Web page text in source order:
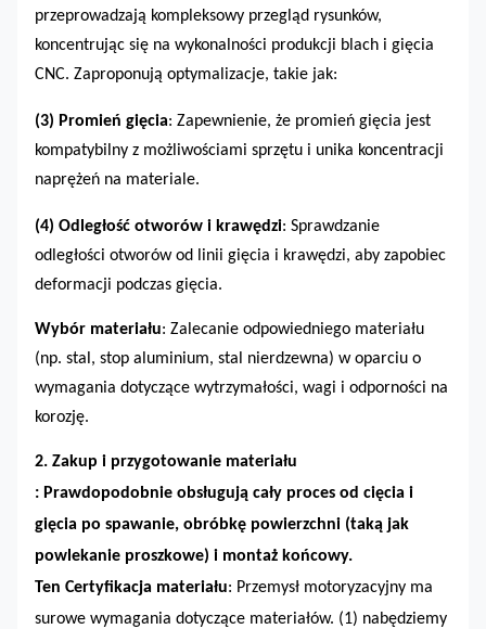
przeprowadzają kompleksowy przegląd rysunków,
koncentrując się na wykonalności produkcji blach i gięcia
CNC. Zaproponują optymalizacje, takie jak:
(3) Promień gięcia: Zapewnienie, że promień gięcia jest
kompatybilny z możliwościami sprzętu i unika koncentracji
naprężeń na materiale.
(4) Odległość otworów i krawędzi: Sprawdzanie
odległości otworów od linii gięcia i krawędzi, aby zapobiec
deformacji podczas gięcia.
Wybór materiału: Zalecanie odpowiedniego materiału
(np. stal, stop aluminium, stal nierdzewna) w oparciu o
wymagania dotyczące wytrzymałości, wagi i odporności na
korozję.
2. Zakup i przygotowanie materiału
: Prawdopodobnie obsługują cały proces od cięcia i
gięcia po spawanie, obróbkę powierzchni (taką jak
powlekanie proszkowe) i montaż końcowy.
Ten Certyfikacja materiału: Przemysł motoryzacyjny ma
surowe wymagania dotyczące materiałów. (1) nabędziemy